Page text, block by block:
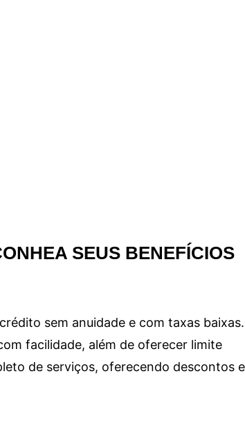
SEUS BENEFÍCIOS
sem anuidade e com taxas baixas.
facilidade, além de oferecer limite
de serviços, oferecendo descontos e